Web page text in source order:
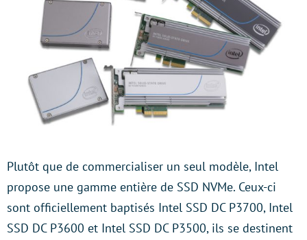
Plutôt que de commercialiser un seul modèle, Intel
propose une gamme entière de SSD NVMe. Ceux-ci
sont officiellement baptisés Intel SSD DC P3700, Intel
SSD DC P3600 et Intel SSD DC P3500, ils se destinent